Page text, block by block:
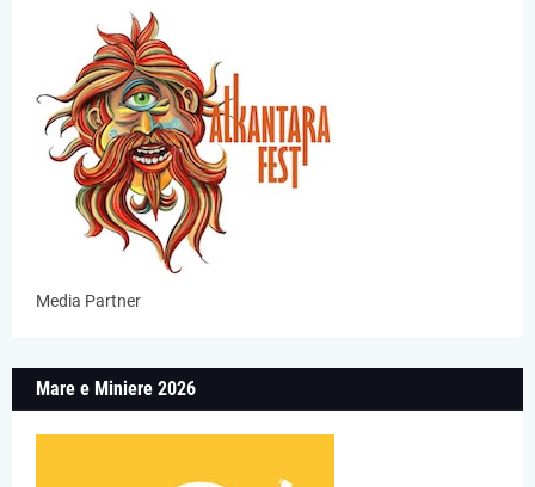
Media Partner
Mare e Miniere 2026